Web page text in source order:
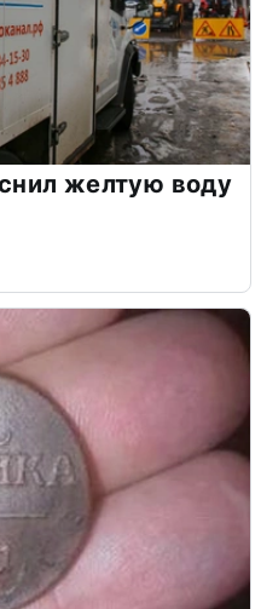
желтую воду